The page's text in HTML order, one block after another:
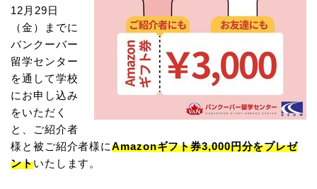
12月29日
（金）までに
バンクーバー
留学センター
を通して学校
にお申し込み
をいただく
と、
ご紹介者
様と被ご紹介者様にAmazonギフト券3,000円分をプレゼ
ントいたします。